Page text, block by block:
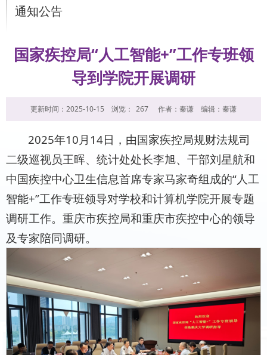
通知公告
国家疾控局“人工智能+”工作专班领
导到学院开展调研
更新时间：2025-10-15 浏览： 267 作者：秦谦 编辑：秦谦
2025年10月14日，由国家疾控局规财法规司
二级巡视员王晖、统计处处长李旭、干部刘星航和
中国疾控中心卫生信息首席专家马家奇组成的“人工
智能+”工作专班领导对学校和计算机学院开展专题
调研工作。重庆市疾控局和重庆市疾控中心的领导
及专家陪同调研。